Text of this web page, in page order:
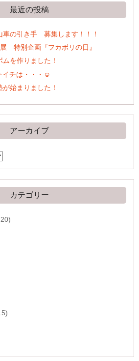
最近の投稿
の引き手 募集します！！！
特別企画『フカボリの日』
を作りました！
イチは・・・☺
始まりました！
アーカイブ
カテゴリー